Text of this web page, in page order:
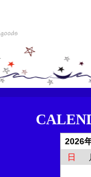
2026
日